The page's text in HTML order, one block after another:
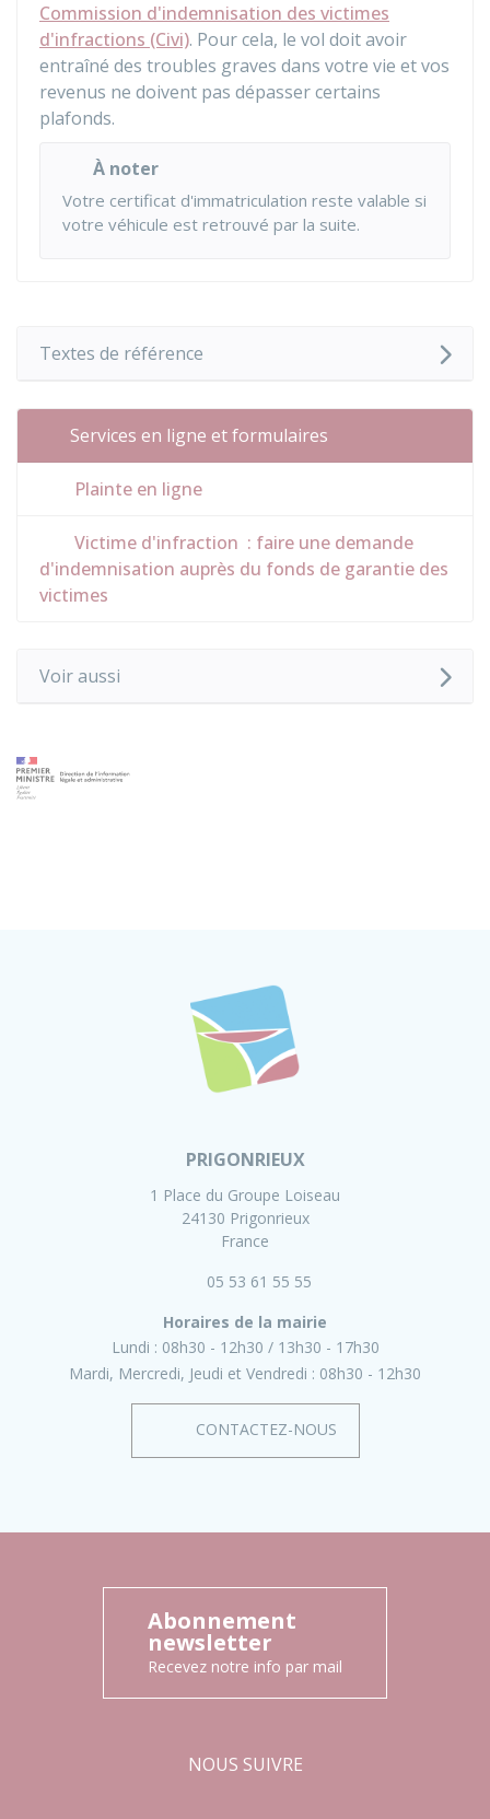
Commission d'indemnisation des victimes
d'infractions (Civi). Pour cela, le vol doit avoir
entraîné des troubles graves dans votre vie et vos
revenus ne doivent pas dépasser certains
plafonds.
À noter
Votre certificat d'immatriculation reste valable si
votre véhicule est retrouvé par la suite.
Textes de référence
Services en ligne et formulaires
Plainte en ligne
Victime d'infraction : faire une demande
d'indemnisation auprès du fonds de garantie des
victimes
Voir aussi
PRIGONRIEUX
1 Place du Groupe Loiseau
24130 Prigonrieux
France
05 53 61 55 55
Horaires de la mairie
Lundi : 08h30 - 12h30
13h30 - 17h30
Mardi, Mercredi, Jeudi et Vendredi : 08h30 - 12h30
CONTACTEZ-NOUS
Abonnement
newsletter
Recevez notre info par mail
NOUS SUIVRE